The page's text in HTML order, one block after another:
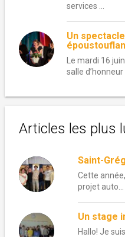
services …
Un spectacle
Le mardi 16
salle d’honneur
Articles les plus
Saint-
Cette
projet auto...
Un stage
Hallo! Je